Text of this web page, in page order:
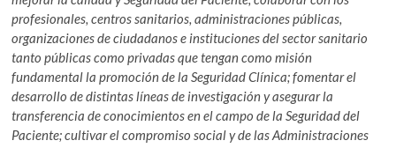
profesionales, centros sanitarios, administraciones públicas,
organizaciones de ciudadanos e instituciones del sector sanitario
tanto públicas como privadas que tengan como misión
fundamental la promoción de la Seguridad Clínica; fomentar el
desarrollo de distintas líneas de investigación y asegurar la
transferencia de conocimientos en el campo de la Seguridad del
Paciente; cultivar el compromiso social y de las Administraciones